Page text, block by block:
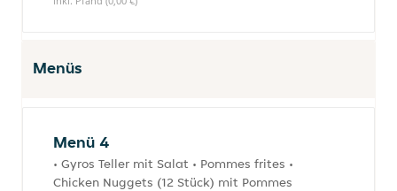
Menüs
Menü 4
• Gyros Teller mit Salat • Pommes frites •
Chicken Nuggets (12 Stück) mit Pommes